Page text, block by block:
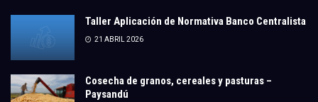
Taller Aplicación de Normativa Banco Centralista
21 ABRIL 2026
Cosecha de granos, cereales y pasturas –
Paysandú